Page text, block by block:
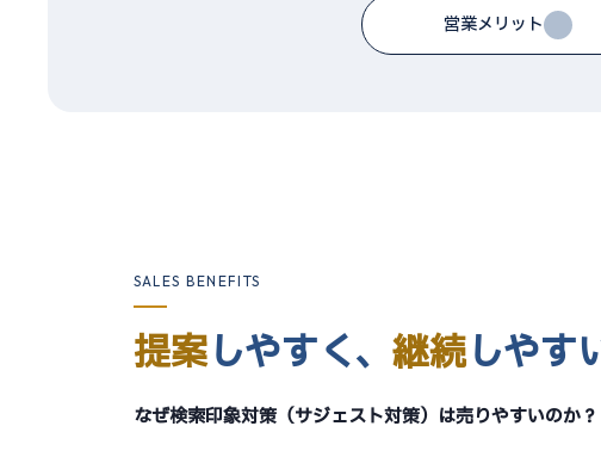
営業メリット
SALES BENEFITS
提案しやすく、 継続しやす
なぜ検索印象対策（サジェスト対策）は売りやすいのか？